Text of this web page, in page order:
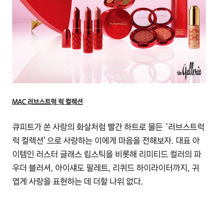
MAC 러브스트럭 럭 컬렉션
큐피트가 쏜 사랑의 화살처럼 빨간 하트로 물든 ‘러브스트럭
럭 컬렉션’으로 사랑하는 이에게 마음을 전해보자. 대표 아
이템인 러스터 글래스 립스틱을 비롯해 리미티드 컬러의 파
우더 블러셔, 아이섀도 팔레트, 리퀴드 하이라이터까지, 귀
엽게 사랑을 표현하는 데 더할 나위 없다.